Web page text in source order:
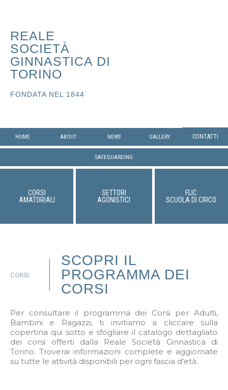
REALE
SOCIETÀ
GINNASTICA DI
TORINO
FONDATA NEL 1844
HOME ABOUT NEWS GALLERY CONTATTI
SAFEGUARDING
CORSI
AMATORIALI
SETTORI
AGONISTICI
FLIC
SCUOLA DI CIRCO
CORSI
SCOPRI IL
PROGRAMMA DEI
CORSI
Per consultare il programma dei Corsi per Adulti,
Bambini e Ragazzi, ti invitiamo a cliccare sulla
copertina qui sotto e sfogliare il catalogo dettagliato
dei corsi offerti dalla Reale Società Ginnastica di
Torino. Troverai informazioni complete e aggiornate
su tutte le attività disponibili per ogni fascia d’età.